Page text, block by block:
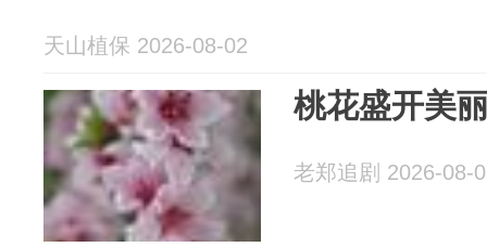
天山植保 2026-08-02
桃花盛开美
老郑追剧 2026-08-